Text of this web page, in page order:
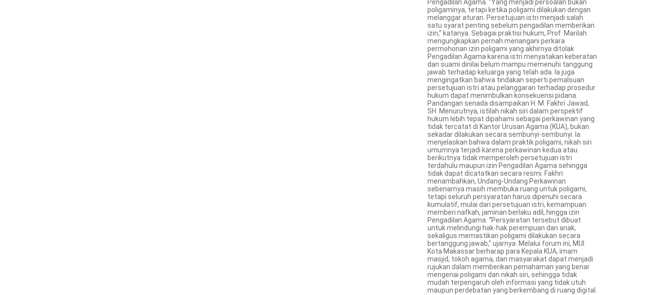
Pengadilan Agama. “Yang menjadi persoalan bukan
poligaminya, tetapi ketika poligami dilakukan dengan
melanggar aturan. Persetujuan istri menjadi salah
satu syarat penting sebelum pengadilan memberikan
izin,” katanya. Sebagai praktisi hukum, Prof. Marilah
mengungkapkan pernah menangani perkara
permohonan izin poligami yang akhirnya ditolak
Pengadilan Agama karena istri menyatakan keberatan
dan suami dinilai belum mampu memenuhi tanggung
jawab terhadap keluarga yang telah ada. Ia juga
mengingatkan bahwa tindakan seperti pemalsuan
persetujuan istri atau pelanggaran terhadap prosedur
hukum dapat menimbulkan konsekuensi pidana.
Pandangan senada disampaikan H. M. Fakhri Jawad,
SH. Menurutnya, istilah nikah siri dalam perspektif
hukum lebih tepat dipahami sebagai perkawinan yang
tidak tercatat di Kantor Urusan Agama (KUA), bukan
sekadar dilakukan secara sembunyi-sembunyi. Ia
menjelaskan bahwa dalam praktik poligami, nikah siri
umumnya terjadi karena perkawinan kedua atau
berikutnya tidak memperoleh persetujuan istri
terdahulu maupun izin Pengadilan Agama sehingga
tidak dapat dicatatkan secara resmi. Fakhri
menambahkan, Undang-Undang Perkawinan
sebenarnya masih membuka ruang untuk poligami,
tetapi seluruh persyaratan harus dipenuhi secara
kumulatif, mulai dari persetujuan istri, kemampuan
memberi nafkah, jaminan berlaku adil, hingga izin
Pengadilan Agama. “Persyaratan tersebut dibuat
untuk melindungi hak-hak perempuan dan anak,
sekaligus memastikan poligami dilakukan secara
bertanggung jawab,” ujarnya. Melalui forum ini, MUI
Kota Makassar berharap para Kepala KUA, imam
masjid, tokoh agama, dan masyarakat dapat menjadi
rujukan dalam memberikan pemahaman yang benar
mengenai poligami dan nikah siri, sehingga tidak
mudah terpengaruh oleh informasi yang tidak utuh
maupun perdebatan yang berkembang di ruang digital.